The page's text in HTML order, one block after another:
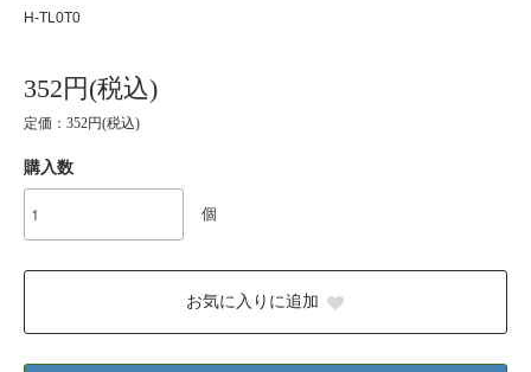
H-TL0T0
352円(税込)
定価：352円(税込)
購入数
個
お気に入りに追加